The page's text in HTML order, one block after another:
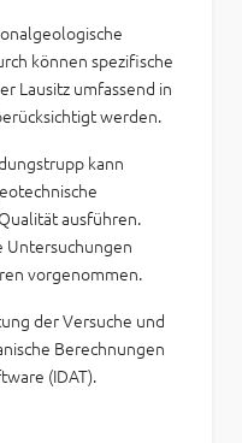
können spezifische
Lausitz umfassend in
werden.
kann
ausführen.
Untersuchungen
vorgenommen.
der Versuche und
Berechnungen
(IDAT).